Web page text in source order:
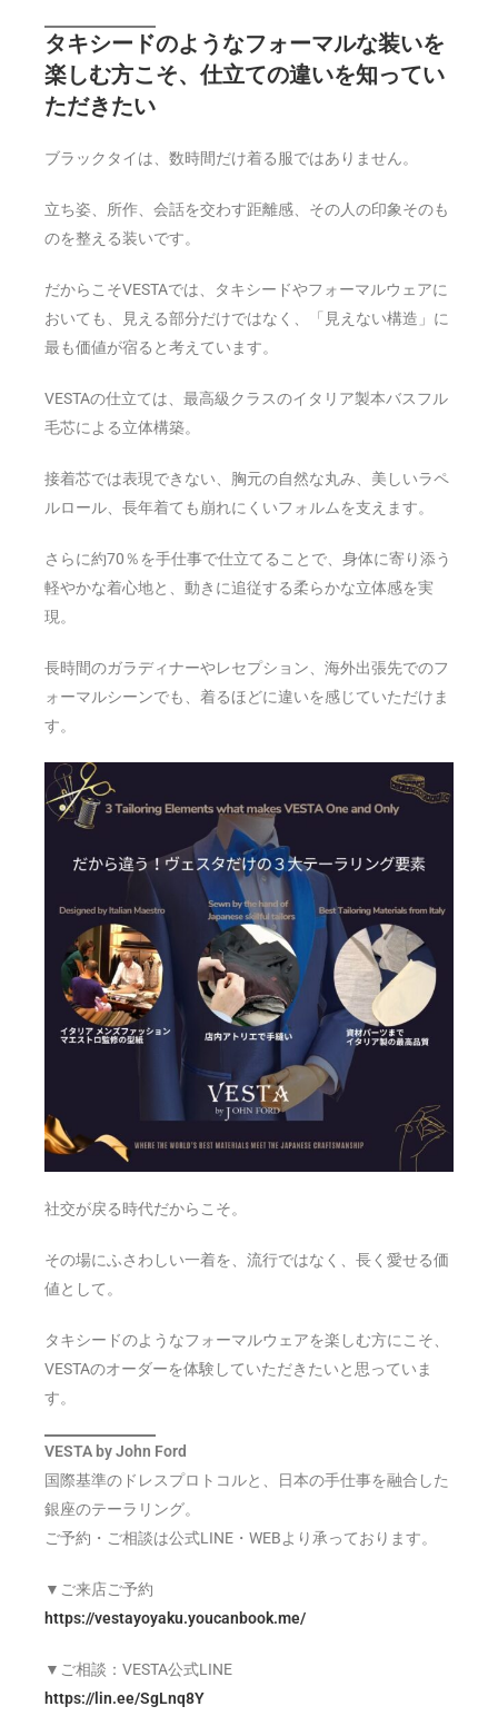
タキシードのようなフォーマルな装いを
楽しむ方こそ、仕立ての違いを知ってい
ただきたい
ブラックタイは、数時間だけ着る服ではありません。
立ち姿、所作、会話を交わす距離感、その人の印象そのも
のを整える装いです。
だからこそVESTAでは、タキシードやフォーマルウェアに
おいても、見える部分だけではなく、「見えない構造」に
最も価値が宿ると考えています。
VESTAの仕立ては、最高級クラスのイタリア製本バスフル
毛芯による立体構築。
接着芯では表現できない、胸元の自然な丸み、美しいラペ
ルロール、長年着ても崩れにくいフォルムを支えます。
さらに約70％を手仕事で仕立てることで、身体に寄り添う
軽やかな着心地と、動きに追従する柔らかな立体感を実
現。
長時間のガラディナーやレセプション、海外出張先でのフ
ォーマルシーンでも、着るほどに違いを感じていただけま
す。
社交が戻る時代だからこそ。
その場にふさわしい一着を、流行ではなく、長く愛せる価
値として。
タキシードのようなフォーマルウェアを楽しむ方にこそ、
VESTAのオーダーを体験していただきたいと思っていま
す。
VESTA by John Ford
国際基準のドレスプロトコルと、日本の手仕事を融合した
銀座のテーラリング。
ご予約・ご相談は公式LINE・WEBより承っております。
▼ご来店ご予約
https://vestayoyaku.youcanbook.me/
▼ご相談：VESTA公式LINE
https://lin.ee/SgLnq8Y